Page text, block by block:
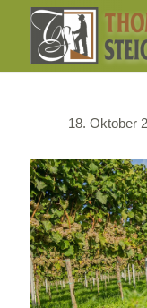
18. Oktober